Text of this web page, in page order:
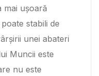
mai ușoară
stabili de
unei abateri
Muncii este
nu este